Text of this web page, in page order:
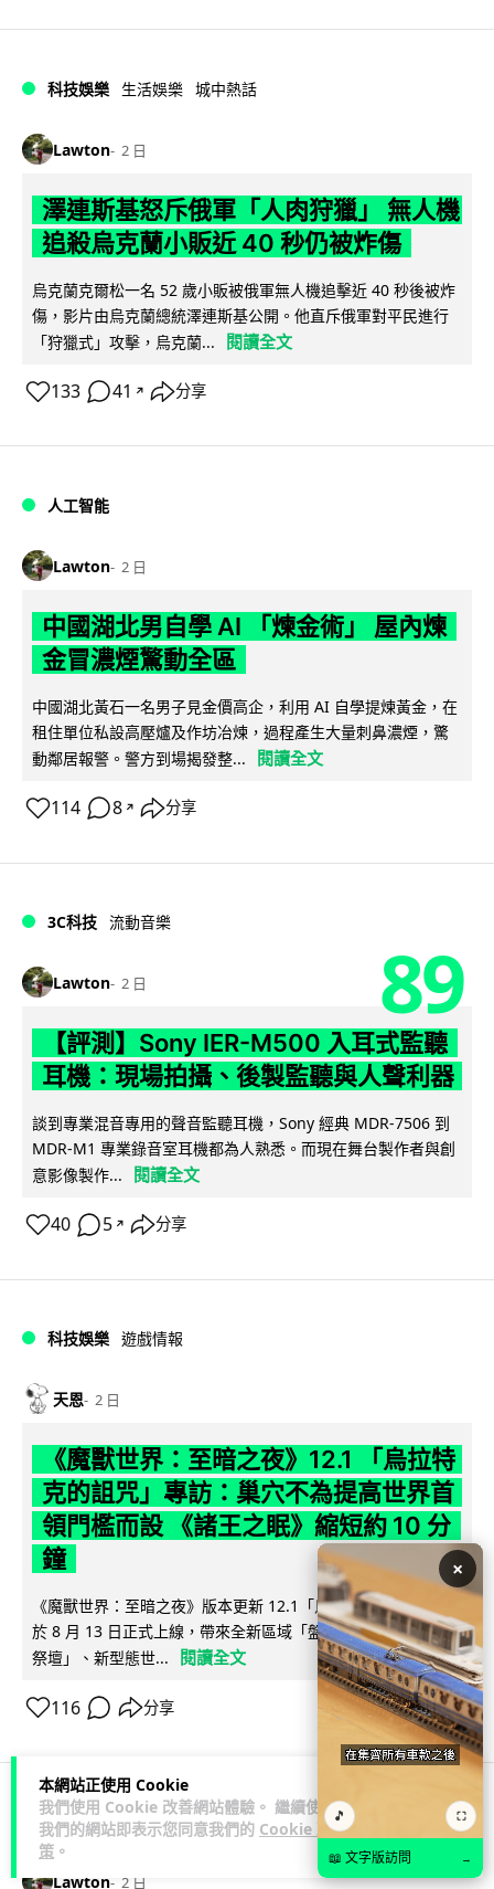
本網站正使用 Cookie
我們使用 Cookie 改善網站體驗。 繼續使用
我們的網站即表示您同意我們的 Cookie 政
策 。
科技娛樂 生活娛樂 城中熱話
Lawton 2 日
澤連斯基怒斥俄軍「人肉狩獵」 無人機
追殺烏克蘭小販近 40 秒仍被炸傷
烏克蘭克爾松一名 52 歲小販被俄軍無人機追擊近 40 秒後被炸
傷，影片由烏克蘭總統澤連斯基公開。他直斥俄軍對平民進行
「狩獵式」攻擊，烏克蘭...
閱讀全文
133 41 ↗ 分享
人工智能
Lawton 2 日
中國湖北男自學 AI 「煉金術」 屋內煉
金冒濃煙驚動全區
中國湖北黃石一名男子見金價高企，利用 AI 自學提煉黃金，在
租住單位私設高壓爐及作坊冶煉，過程產生大量刺鼻濃煙，驚
動鄰居報警。警方到場揭發整...
閱讀全文
114 8 ↗ 分享
3C科技 流動音樂
Lawton 2 日 89
【評測】Sony IER-M500 入耳式監聽
耳機：現場拍攝、後製監聽與人聲利器
談到專業混音專用的聲音監聽耳機，Sony 經典 MDR-7506 到
MDR-M1 專業錄音室耳機都為人熟悉。而現在舞台製作者與創
意影像製作...
閱讀全文
40 5 ↗ 分享
科技娛樂 遊戲情報
天恩 2 日
《魔獸世界：至暗之夜》12.1 「烏拉特
克的詛咒」專訪：巢穴不為提高世界首
領門檻而設 《諸王之眠》縮短約 10 分
鐘
《魔獸世界：至暗之夜》版本更新 12.1「烏拉特克的詛咒」將
於 8 月 13 日正式上線，帶來全新區域「盤蛇島」、地城「毒牙
祭壇」、新型態世...
閱讀全文
116 分享
科技娛樂 遊戲情報
Lawton 2 日
×
🎵 ⛶
📖 文字版訪問 →